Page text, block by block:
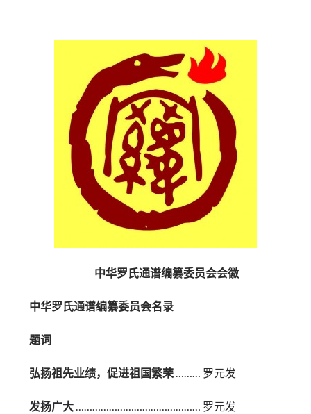
中华罗氏通谱编纂委员会会徽
中华罗氏通谱编纂委员会名录
题词
弘扬祖先业绩，促进祖国繁荣……… 罗元发
发扬广大……………………………………… 罗元发